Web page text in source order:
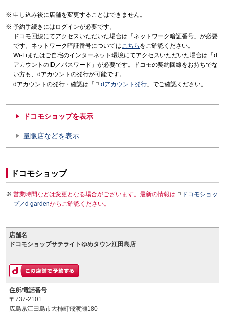
申し込み後に店舗を変更することはできません。
予約手続きにはログインが必要です。
ドコモ回線にてアクセスいただいた場合は「ネットワーク暗証番号」が必要
です。ネットワーク暗証番号についてはこちら をご確認ください。
Wi-Fiまたはご自宅のインターネット環境にてアクセスいただいた場合は「d
アカウントのID／パスワード」が必要です。ドコモの契約回線をお持ちでな
い方も、dアカウントの発行が可能です。
dアカウントの発行・確認は「
dアカウント発行 」でご確認ください。
ドコモショップを表示
量販店などを表示
ドコモショップ
営業時間などは変更となる場合がございます。最新の情報は
ドコモショッ
プ／d gardenからご確認ください。
店舗名
ドコモショップサテライトゆめタウン江田島店
住所/電話番号
〒737-2101
広島県江田島市大柿町飛渡瀬180